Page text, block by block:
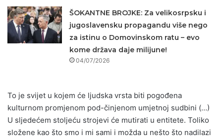
ŠOKANTNE BROJKE: Za velikosrpsku i
jugoslavensku propagandu više nego
za istinu o Domovinskom ratu – evo
kome država daje milijune!
04/07/2026
To je svijet u kojem će ljudska vrsta biti pogođena
kulturnom promjenom pod-činjenom umjetnoj sudbini (…)
U sljedećem stoljeću strojevi će mutirati u entitete. Toliko
složene kao što smo i mi sami i možda u nešto što nadilazi